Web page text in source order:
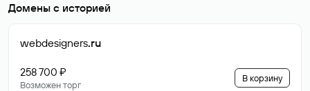
Домены с историей
webdesigners.ru
258 700 ₽
Возможен торг
В корзину